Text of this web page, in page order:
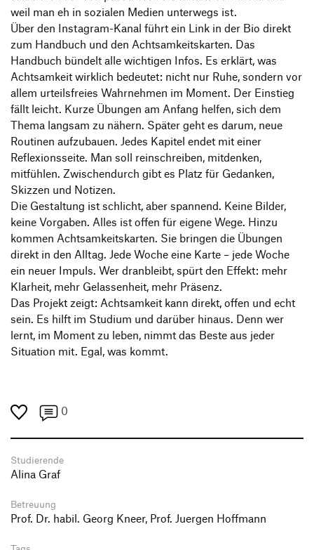
weil man eh in sozialen Medien unterwegs ist.
Über den Instagram-Kanal führt ein Link in der Bio direkt
zum Handbuch und den Achtsamkeitskarten. Das
Handbuch bündelt alle wichtigen Infos. Es erklärt, was
Achtsamkeit wirklich bedeutet: nicht nur Ruhe, sondern vor
allem urteilsfreies Wahrnehmen im Moment. Der Einstieg
fällt leicht. Kurze Übungen am Anfang helfen, sich dem
Thema langsam zu nähern. Später geht es darum, neue
Routinen aufzubauen. Jedes Kapitel endet mit einer
Reflexionsseite. Man soll reinschreiben, mitdenken,
mitfühlen. Zwischendurch gibt es Platz für Gedanken,
Skizzen und Notizen.
Die Gestaltung ist schlicht, aber spannend. Keine Bilder,
keine Vorgaben. Alles ist offen für eigene Wege. Hinzu
kommen Achtsamkeitskarten. Sie bringen die Übungen
direkt in den Alltag. Jede Woche eine Karte – jede Woche
ein neuer Impuls. Wer dranbleibt, spürt den Effekt: mehr
Klarheit, mehr Gelassenheit, mehr Präsenz.
Das Projekt zeigt: Achtsamkeit kann direkt, offen und echt
sein. Es hilft im Studium und darüber hinaus. Denn wer
lernt, im Moment zu leben, nimmt das Beste aus jeder
Situation mit. Egal, was kommt.
0
Studierende
Alina Graf
Betreuung
Prof. Dr. habil. Georg Kneer, Prof. Juergen Hoffmann